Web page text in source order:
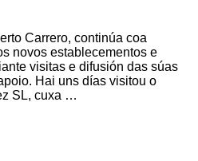
Carrero, continúa coa
novos establecementos e
visitas e difusión das súas
Hai uns días visitou o
SL, cuxa …